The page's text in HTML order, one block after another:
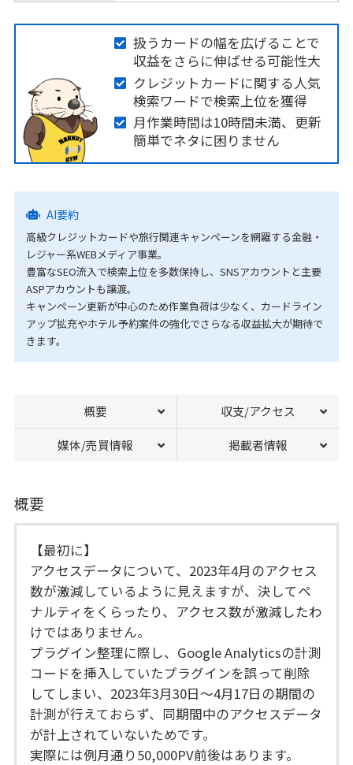
扱うカードの幅を広げることで
収益をさらに伸ばせる可能性大
クレジットカードに関する人気
検索ワードで検索上位を獲得
月作業時間は10時間未満、更新
簡単でネタに困りません
AI要約
高級クレジットカードや旅行関連キャンペーンを網羅する金融・
レジャー系WEBメディア事業。
豊富なSEO流入で検索上位を多数保持し、SNSアカウントと主要
ASPアカウントも譲渡。
キャンペーン更新が中心のため作業負荷は少なく、カードライン
アップ拡充やホテル予約案件の強化でさらなる収益拡大が期待で
きます。
概要 収支/アクセス
媒体/売買情報 掲載者情報
概要
【最初に】
アクセスデータについて、2023年4月のアクセス
数が激減しているように見えますが、決してペ
ナルティをくらったり、アクセス数が激減したわ
けではありません。
プラグイン整理に際し、Google Analyticsの計測
コードを挿入していたプラグインを誤って削除
してしまい、2023年3月30日～4月17日の期間の
計測が行えておらず、同期間中のアクセスデータ
が計上されていないためです。
実際には例月通り50,000PV前後はあります。